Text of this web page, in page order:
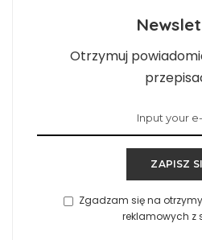
Otrzymuj
ZAPISZ
Zgadzam się na
reklamowych z